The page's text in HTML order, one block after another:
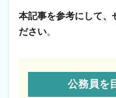
本記事を参考にして、
ださい。
公務員を